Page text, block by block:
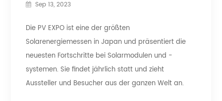
Sep 13, 2023
Die PV EXPO ist eine der größten
Solarenergiemessen in Japan und präsentiert die
neuesten Fortschritte bei Solarmodulen und -
systemen. Sie findet jährlich statt und zieht
Aussteller und Besucher aus der ganzen Welt an.